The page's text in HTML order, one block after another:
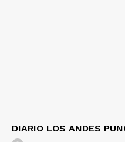
DIARIO LOS ANDES